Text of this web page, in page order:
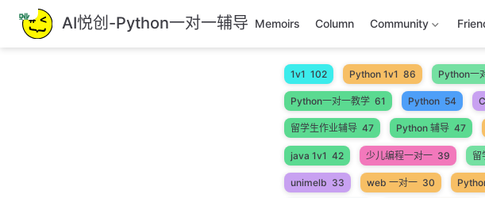
跳
至
主
AI悦创-Python一对一辅导 Memoirs Column Community
1v1 102 Python 1v1 86 Python一
Python一对一教学 61 Python 54
留学生作业辅导 47 Python 辅导 47
java 1v1 42 少儿编程一对一 39 留
unimelb 33 web 一对一 30